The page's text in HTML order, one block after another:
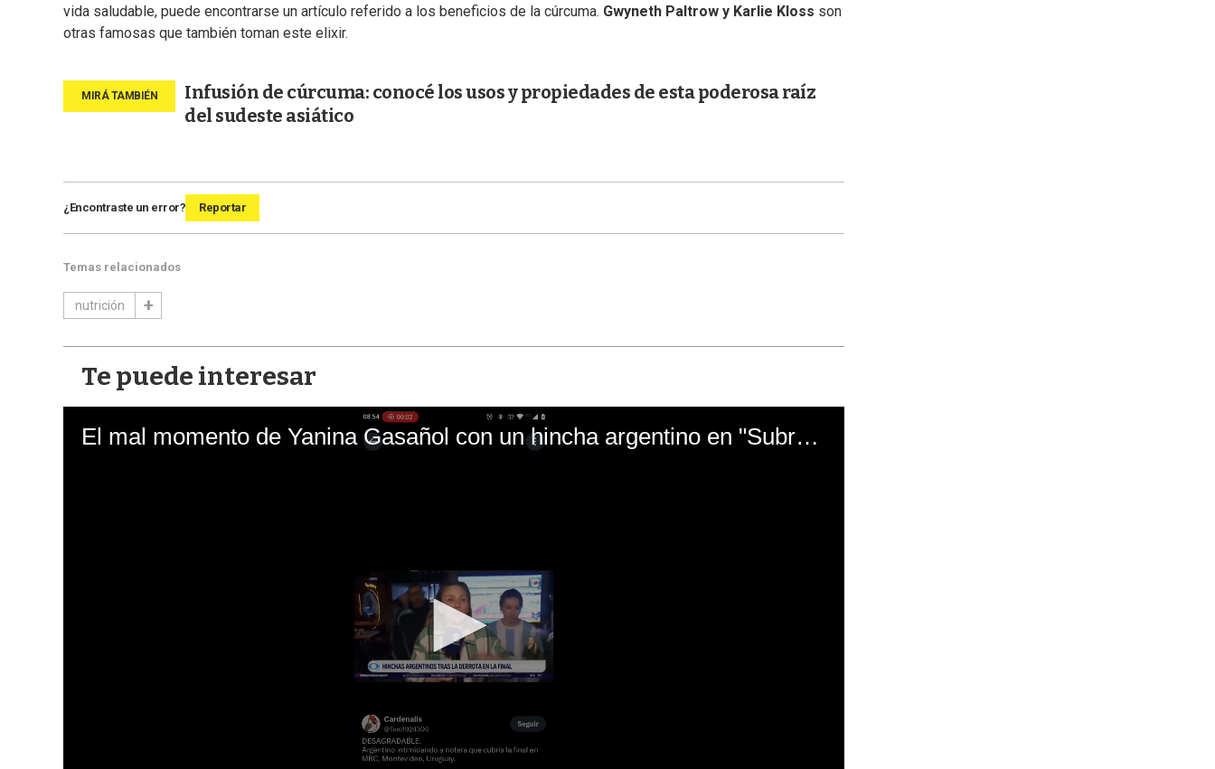
vida saludable, puede encontrarse un artículo referido a los beneficios de la cúrcuma. Gwyneth Paltrow y Karlie Kloss son
otras famosas que también toman este elixir.
Infusión de cúrcuma: conocé los usos y propiedades de esta poderosa raíz
del sudeste asiático
¿Encontraste un error? Reportar
Temas relacionados
nutrición
Te puede interesar
El mal momento de Yanina Gasañol con un hincha argentino en "Subrayado"